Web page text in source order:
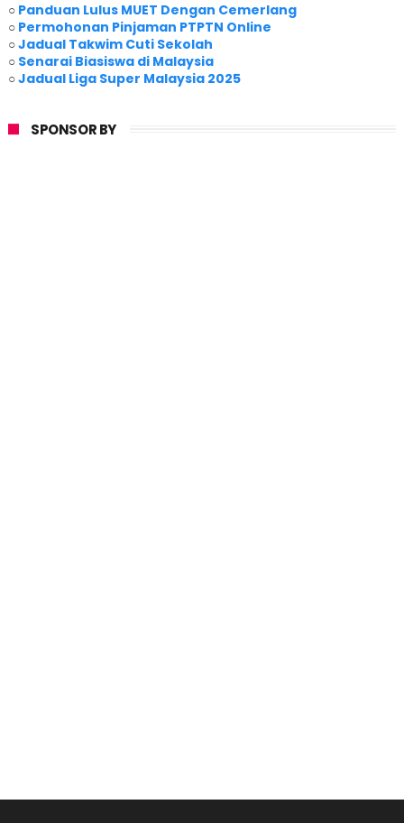
○ Panduan Lulus MUET Dengan Cemerlang
○ Permohonan Pinjaman PTPTN Online
○Jadual Takwim Cuti Sekolah
○ Senarai Biasiswa di Malaysia
○Jadual Liga Super Malaysia 2025
SPONSOR BY